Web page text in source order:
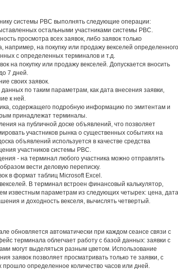
системы РВС выполнять следующие операции:
остальными участниками системы РВС.
просмотра всех заявок, либо заявок только
например, на покупку или продажу векселей определенного
с определенных терминалов и т.д.
на покупку или продажу векселей. Допускается вносить
7 дней.
своих заявок.
данных по таким параметрам, как дата внесения заявки,
к ней.
содержащего подробную информацию по эмитентам и
принадлежат терминалы.
на публичной доске объявлений, что позволяет
участников рынка о существенных событиях на
объявлений используется в качестве средства
участников системы РВС.
- на терминал любого участника можно отправлять
вести деловую переписку.
в формат таблиц Microsoft Ехсеl.
В терминал встроен финансовый калькулятор,
известным параметрам из следующих четырех: цена, дата
и доходность векселя, вычислять четвертый.
обновляется автоматически при каждом сеансе связи с
терминала облегчает работу с базой данных: заявки с
могут выделяться разным цветом. Использование
заявок позволяет просматривать только те заявки, с
определенное количество часов или дней.